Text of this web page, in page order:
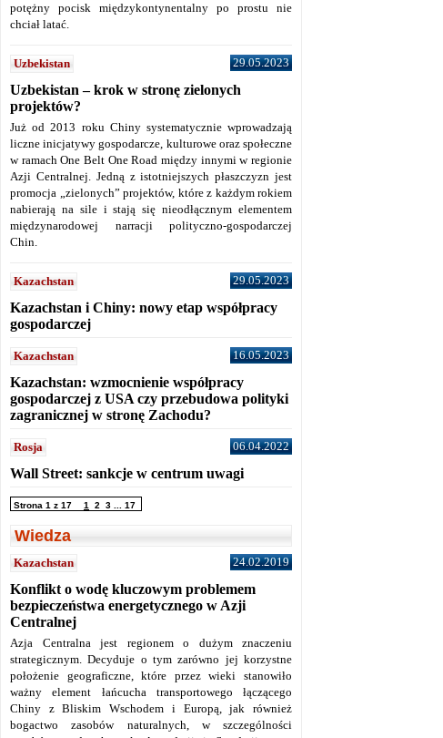
potężny pocisk międzykontynentalny po prostu nie
chciał latać.
Uzbekistan 29.05.2023
Uzbekistan – krok w stronę zielonych
projektów?
Już od 2013 roku Chiny systematycznie wprowadzają
liczne inicjatywy gospodarcze, kulturowe oraz społeczne
w ramach One Belt One Road między innymi w regionie
Azji Centralnej. Jedną z istotniejszych płaszczyzn jest
promocja „zielonych” projektów, które z każdym rokiem
nabierają na sile i stają się nieodłącznym elementem
międzynarodowej narracji polityczno-gospodarczej
Chin.
Kazachstan 29.05.2023
Kazachstan i Chiny: nowy etap współpracy
gospodarczej
Kazachstan 16.05.2023
Kazachstan: wzmocnienie współpracy
gospodarczej z USA czy przebudowa polityki
zagranicznej w stronę Zachodu?
Rosja 06.04.2022
Wall Street: sankcje w centrum uwagi
Strona 1 z 17 1 2 3 17
Wiedza
Kazachstan 24.02.2019
Konflikt o wodę kluczowym problemem
bezpieczeństwa energetycznego w Azji
Centralnej
Azja Centralna jest regionem o dużym znaczeniu
strategicznym. Decyduje o tym zarówno jej korzystne
położenie geograficzne, które przez wieki stanowiło
ważny element łańcucha transportowego łączącego
Chiny z Bliskim Wschodem i Europą, jak również
bogactwo zasobów naturalnych, w szczególności